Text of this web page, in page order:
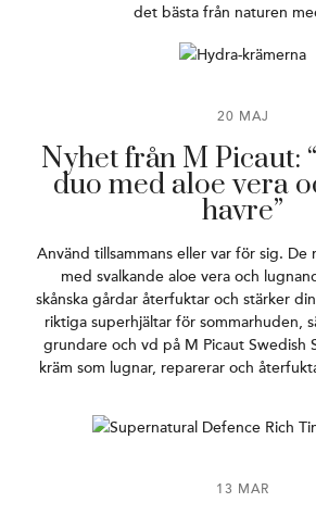
det bästa från naturen
20 MAJ
Nyhet från M Picaut:
duo med aloe vera
havre”
Använd tillsammans eller var för sig. De
med svalkande aloe vera och
skånska gårdar återfuktar och stärker
riktiga superhjältar för sommarhuden,
grundare och vd på M Picaut Swedish
kräm som lugnar, reparerar och
13 MAR